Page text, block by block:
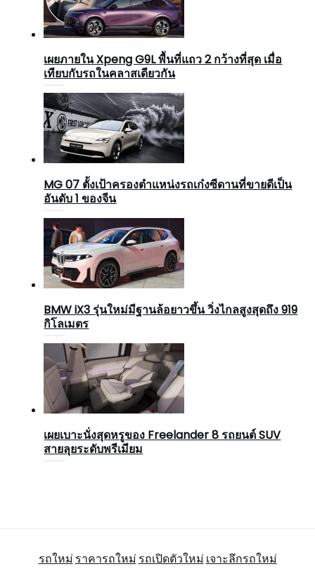
เผยภายใน Xpeng G9L พื้นที่แถว 2 กว้างที่สุด เมื่อ
เทียบกับรถในคลาสเดียวกัน
MG 07 ตั้งเป้าครองตำแหน่งรถเก๋งซีดานที่ขายดีเป็น
อันดับ 1 ของจีน
BMW iX3 รุ่นใหม่มีฐานล้อยาวขึ้น วิ่งไกลสูงสุดถึง 919
กิโลเมตร
เผยเบาะนั่งสุดหรูของ Freelander 8 รถยนต์ SUV
สายลุยระดับพรีเมียม
รถใหม่ ราคารถใหม่ รถเปิดตัวใหม่ เจาะลึกรถใหม่